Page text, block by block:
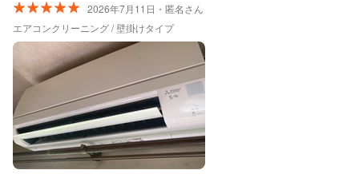
2026年7月11日・匿名さん
エアコンクリーニング / 壁掛けタイプ